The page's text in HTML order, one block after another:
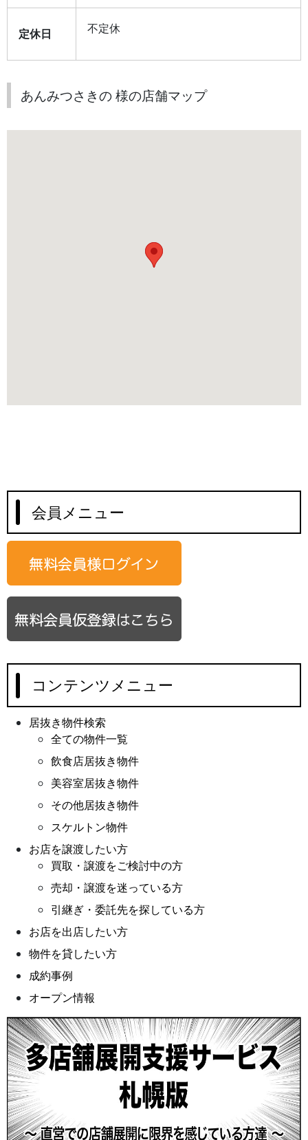
定休日 不定休
あんみつさきの 様の店舗マップ
会員メニュー
コンテンツメニュー
居抜き物件検索
全ての物件一覧
飲食店居抜き物件
美容室居抜き物件
その他居抜き物件
スケルトン物件
お店を譲渡したい方
買取・譲渡をご検討中の方
売却・譲渡を迷っている方
引継ぎ・委託先を探している方
お店を出店したい方
物件を貸したい方
成約事例
オープン情報